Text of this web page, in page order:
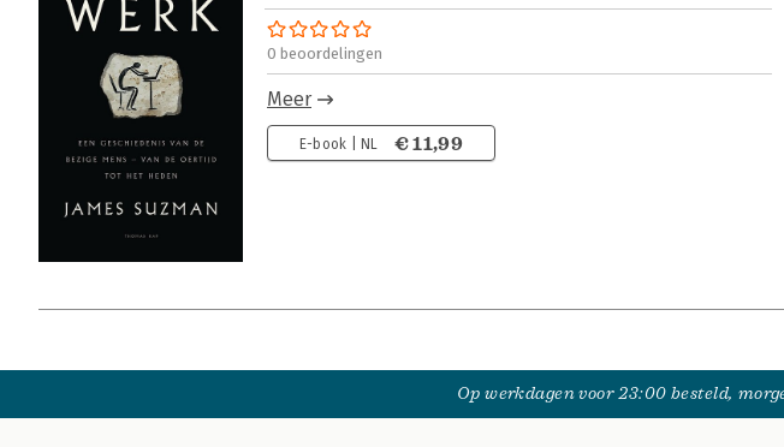
0 beoordelingen
Meer
E-book | NL € 11,99
Op werkdagen voor 23:00 besteld,